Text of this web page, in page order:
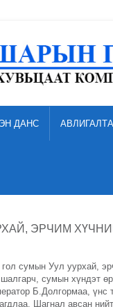
ДАНС
ЭРЧИМ
сумын Уул уурхай,
сумын хүндэт
Б.Долгормаа,
Шагнал авсан